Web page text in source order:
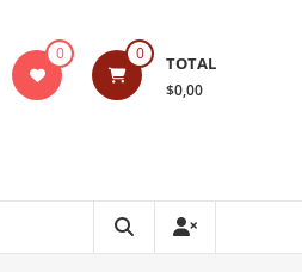
0 0 TOTAL
$0,00